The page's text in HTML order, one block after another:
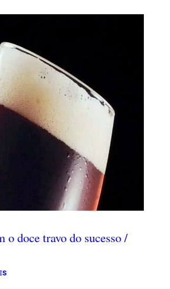
o doce travo do sucesso /